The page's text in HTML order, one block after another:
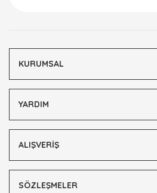
KURUMSAL
YARDIM
ALIŞVERİŞ
SÖZLEŞMELER